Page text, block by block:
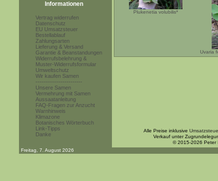
Informationen
Vertrag widerrufen
Datenschutz
EU Umsatzsteuer
Bestellablauf
Zahlungsarten
Lieferung & Versand
Garantie & Beanstandungen
Widerrufsbelehrung &
Muster-Widerrufsformular
Umweltschutz
Wir kaufen Samen
------------------------
Unsere Samen
Vermehrung mit Samen
Aussaatanleitung
FAQ-Fragen zur Anzucht
Warnhinweis
Klimazone
Botanisches Wörterbuch
Link-Tipps
Danke
Plukenetia volubilis*
Uvaria
Alle Preise inklusive
Verkauf unter
© 2015-2026 Peter
Freitag, 7. August 2026